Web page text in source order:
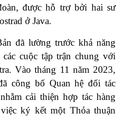
được hỗ trợ bởi hai sư
ở Java.
đã lường trước khả năng
cuộc tập trận chung với
Vào tháng 11 năm 2023,
công bố Quan hệ đối tác
cải thiện hợp tác hàng
ký kết một Thỏa thuận